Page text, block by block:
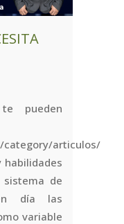
pueden
category/articulos/
habilidades
de
día las
variable